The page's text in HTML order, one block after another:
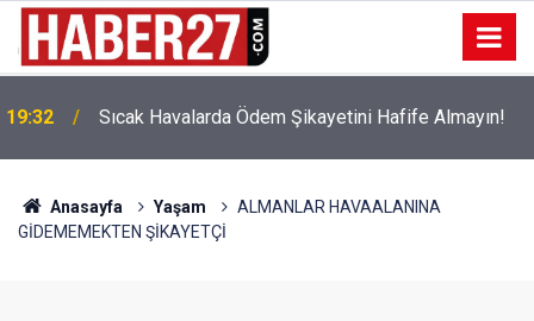
19:32 Sıcak Havalarda Ödem Şikayetini Hafife Almayın!
Anasayfa Yaşam
ALMANLAR HAVAALANINA
GİDEMEMEKTEN ŞİKAYETÇİ